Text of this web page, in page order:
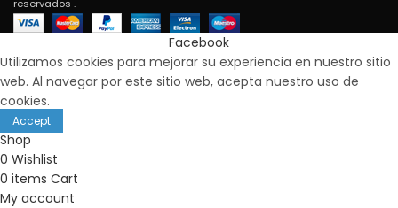
reservados .
Facebook
Utilizamos cookies para mejorar su experiencia en nuestro sitio
web. Al navegar por este sitio web, acepta nuestro uso de
cookies.
Accept
Shop
0 Wishlist
0 items Cart
My account